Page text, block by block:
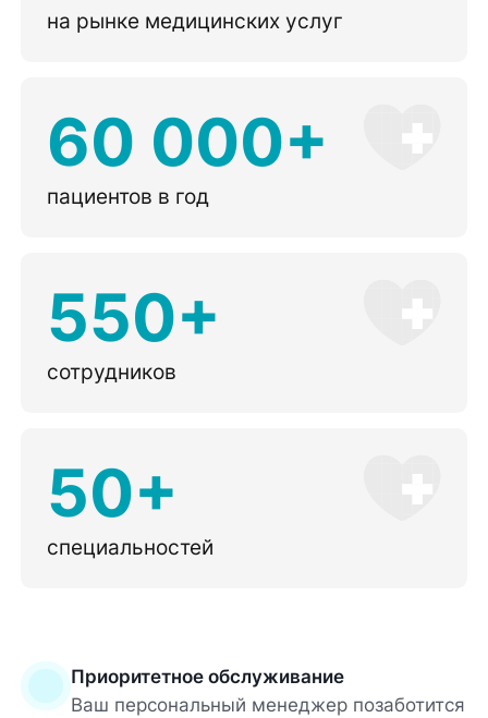
на рынке медицинских услуг
60 000+
пациентов в год
550+
сотрудников
50+
специальностей
Приоритетное обслуживание
Ваш персональный менеджер позаботится